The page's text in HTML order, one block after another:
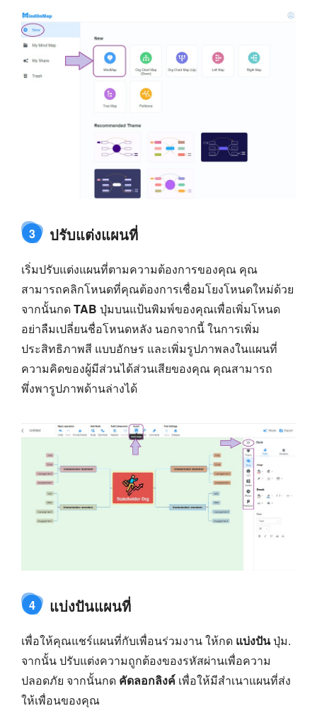
3 ปรับแต่งแผนที่
เริ่มปรับแต่งแผนที่ตามความต้องการของคุณ คุณ
สามารถคลิกโหนดที่คุณต้องการเชื่อมโยงโหนดใหม่ด้วย
จากนั้นกดTAB ปุ่มบนแป้นพิมพ์ของคุณเพื่อเพิ่มโหนด
อย่าลืมเปลี่ยนชื่อโหนดหลัง นอกจากนี้ ในการเพิ่ม
ประสิทธิภาพสี แบบอักษร และเพิ่มรูปภาพลงในแผนที่
ความคิดของผู้มีส่วนได้ส่วนเสียของคุณ คุณสามารถ
พึ่งพารูปภาพด้านล่างได้
4 แบ่งปันแผนที่
เพื่อให้คุณแชร์แผนที่กับเพื่อนร่วมงาน ให้กด แบ่งปันปุ่ม.
จากนั้น ปรับแต่งความถูกต้องของรหัสผ่านเพื่อความ
ปลอดภัย จากนั้นกด คัดลอกลิงค์ เพื่อให้มีสำเนาแผนที่ส่ง
ให้เพื่อนของคุณ